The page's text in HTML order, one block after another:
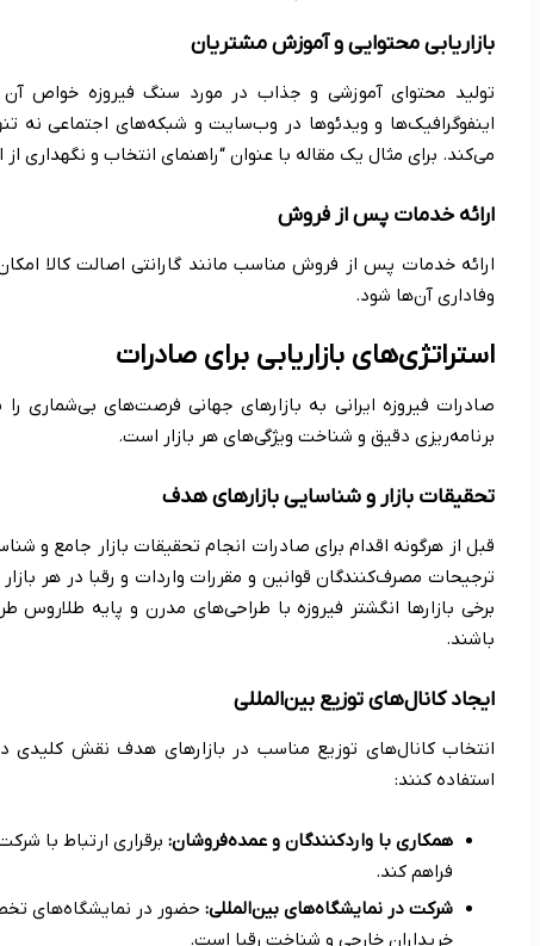
بازاریابی محتوایی و آموزش مشتریان
تولید محتوای آموزشی و جذاب در مورد سنگ فیروزه خواص
اینفوگرافیک‌ها و ویدئوها در وب‌سایت و شبکه‌های اجتماعی نه
می‌کند. برای مثال یک مقاله با عنوان “راهنمای انتخاب و نگهداری
ارائه خدمات پس از فروش
ارائه خدمات پس از فروش مناسب مانند گارانتی اصالت کالا
وفاداری آن‌ها شود.
استراتژی‌های بازاریابی برای صادرات
صادرات فیروزه ایرانی به بازارهای جهانی فرصت‌های بی‌شماری
برنامه‌ریزی دقیق و شناخت ویژگی‌های هر بازار است.
تحقیقات بازار و شناسایی بازارهای هدف
قبل از هرگونه اقدام برای صادرات انجام تحقیقات بازار جامع و
ترجیحات مصرف‌کنندگان قوانین و مقررات واردات و رقبا در هر
برخی بازارها انگشتر فیروزه با طراحی‌های مدرن و پایه
باشند.
ایجاد کانال‌های توزیع بین‌المللی
انتخاب کانال‌های توزیع مناسب در بازارهای هدف نقش کلیدی
استفاده کنند:
همکاری با واردکنندگان و عمده‌فروشان: برقراری ارتباط با
فراهم کند.
شرکت در نمایشگاه‌های بین‌المللی: حضور در نمایشگاه‌های
خریداران خارجی و شناخت رقبا است.